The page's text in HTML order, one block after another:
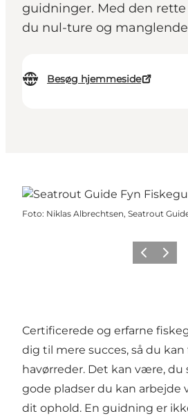
guidninger. Med den
du nul-ture og
Besøg hjemmeside
Foto: Niklas Albrechtsen, Seatrout
ForrigeNæste
Certificerede og erfarne
dig til mere succes, så du kan
havørreder. Det kan være, du
gode pladser du kan arbejde
dit ophold. En guidning er